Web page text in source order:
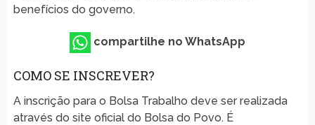
benefícios do governo.
compartilhe no WhatsApp
COMO SE INSCREVER?
A inscrição para o Bolsa Trabalho deve ser realizada
através do site oficial do Bolsa do Povo. É